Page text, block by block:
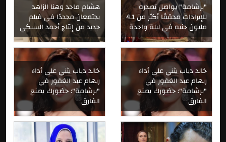
هشام ماجد وهنا الزاهد
يجتمعان مجددًا في فيلم
جديد من إنتاج أحمد السبكي
"برشامة" يواصل تصدره
للإيرادات محققًا أكثر من 4.1
مليون جنيه في ليلة واحدة
خالد دياب يثني على أداء
ريهام عبد الغفور في
"برشامة": حضورك يصنع
الفارق
خالد دياب يثني على أداء
ريهام عبد الغفور في
"برشامة": حضورك يصنع
الفارق